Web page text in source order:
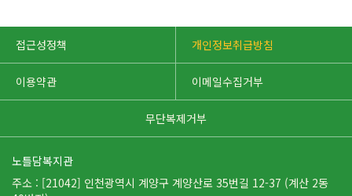
접근성정책 개인정보취급방침
이용약관 이메일수집거부
무단복제거부
노틀담복지관
주소 : [21042] 인천광역시 계양구 계양산로 35번길 12-37 (계산 2동